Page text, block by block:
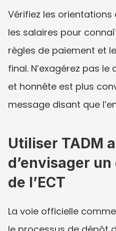
Vérifiez les orientations
les salaires pour
règles de paiement et
final. N’exagérez pas
et honnête est plus
message disant que
Utiliser TADM
d’envisager
de l’ECT
La voie officielle